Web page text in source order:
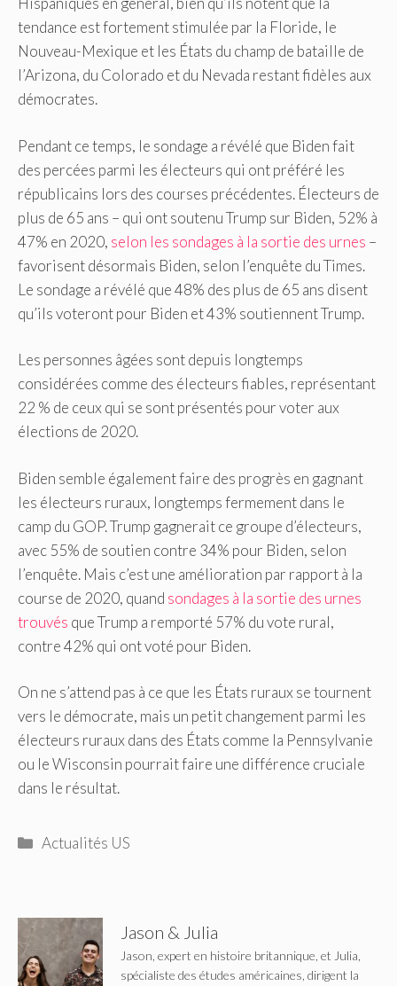
tendance est fortement stimulée par la Floride, le
Nouveau-Mexique et les États du champ de bataille de
l’Arizona, du Colorado et du Nevada restant fidèles aux
démocrates.
Pendant ce temps, le sondage a révélé que Biden fait
des percées parmi les électeurs qui ont préféré les
républicains lors des courses précédentes. Électeurs de
plus de 65 ans – qui ont soutenu Trump sur Biden, 52% à
47% en 2020, selon les sondages à la sortie des urnes –
favorisent désormais Biden, selon l’enquête du Times.
Le sondage a révélé que 48% des plus de 65 ans disent
qu’ils voteront pour Biden et 43% soutiennent Trump.
Les personnes âgées sont depuis longtemps
considérées comme des électeurs fiables, représentant
22 % de ceux qui se sont présentés pour voter aux
élections de 2020.
Biden semble également faire des progrès en gagnant
les électeurs ruraux, longtemps fermement dans le
camp du GOP. Trump gagnerait ce groupe d’électeurs,
avec 55% de soutien contre 34% pour Biden, selon
l’enquête. Mais c’est une amélioration par rapport à la
course de 2020, quand sondages à la sortie des urnes
trouvés que Trump a remporté 57% du vote rural,
contre 42% qui ont voté pour Biden.
On ne s’attend pas à ce que les États ruraux se tournent
vers le démocrate, mais un petit changement parmi les
électeurs ruraux dans des États comme la Pennsylvanie
ou le Wisconsin pourrait faire une différence cruciale
dans le résultat.
Catégories
Actualités US
Jason & Julia
Jason, expert en histoire britannique, et Julia,
spécialiste des études américaines, dirigent la